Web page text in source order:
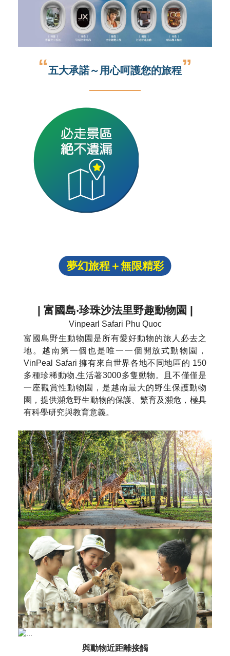
“五大承諾～用心呵護您的旅程”
夢幻旅程＋無限精彩
| 富國島‧珍珠沙法里野趣動物園 |
Vinpearl Safari Phu Quoc
富國島野生動物園是所有愛好動物的旅人必去之
地。越南第一個也是唯一一個開放式動物園，
VinPeal Safari 擁有來自世界各地不同地區的 150
多種珍稀動物,生活著3000多隻動物。且不僅僅是
一座觀賞性動物園，是越南最大的野生保護動物
園，提供瀕危野生動物的保護、繁育及瀕危，極具
有科學研究與教育意義。
與動物近距離接觸